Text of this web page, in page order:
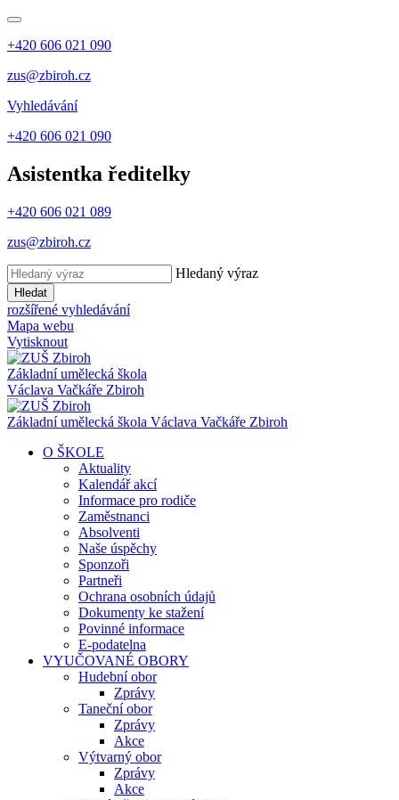
+420 606 021 090
zus@zbiroh.cz
Vyhledávání
+420 606 021 090
Asistentka ředitelky
+420 606 021 089
zus@zbiroh.cz
Hledaný výraz
Hledat
rozšířené vyhledávání
Mapa webu
Vytisknout
Základní umělecká škola
Václava Vačkáře Zbiroh
Základní umělecká škola Václava Vačkáře Zbiroh
O ŠKOLE
Aktuality
Kalendář akcí
Informace pro rodiče
Zaměstnanci
Absolventi
Naše úspěchy
Sponzoři
Partneři
Ochrana osobních údajů
Dokumenty ke stažení
Povinné informace
E-podatelna
VYUČOVANÉ OBORY
Hudební obor
Zprávy
Taneční obor
Zprávy
Akce
Výtvarný obor
Zprávy
Akce